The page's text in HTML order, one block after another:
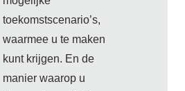
toekomstscenario’s,
waarmee u te maken
kunt krijgen. En de
manier waarop u